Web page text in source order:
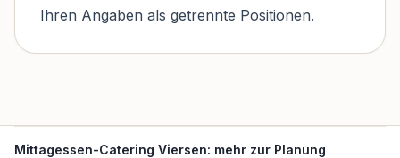
Ihren Angaben als getrennte Positionen.
Mittagessen-Catering Viersen: mehr zur Planung